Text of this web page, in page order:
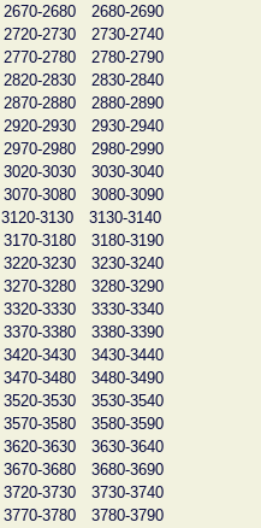
2670-2680
2680-2690
2720-2730
2730-2740
2770-2780
2780-2790
2820-2830
2830-2840
2870-2880
2880-2890
2920-2930
2930-2940
2970-2980
2980-2990
3020-3030
3030-3040
3070-3080
3080-3090
3120-3130
3130-3140
3170-3180
3180-3190
3220-3230
3230-3240
3270-3280
3280-3290
3320-3330
3330-3340
3370-3380
3380-3390
3420-3430
3430-3440
3470-3480
3480-3490
3520-3530
3530-3540
3570-3580
3580-3590
3620-3630
3630-3640
3670-3680
3680-3690
3720-3730
3730-3740
3770-3780
3780-3790